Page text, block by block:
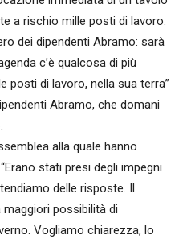
a rischio mille posti di lavoro.
dei dipendenti Abramo: sarà
c’è qualcosa di più
posti di lavoro, nella sua terra”
Abramo, che domani
alla quale hanno
stati presi degli impegni
delle risposte. Il
possibilità di
Vogliamo chiarezza, lo